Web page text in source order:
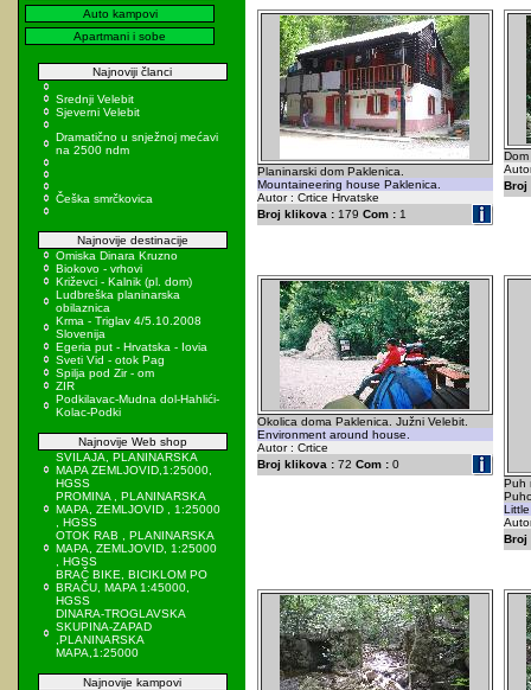
Auto kampovi
Apartmani i sobe
Najnoviji članci
Srednji Velebit
Sjeverni Velebit
Dramatično u snježnoj mećavi
na 2500 ndm
Češka smrčkovica
Najnovije destinacije
Omiska Dinara Kruzno
Biokovo - vrhovi
Križevci - Kalnik (pl. dom)
Ludbreška planinarska
obilaznica
Krma - Triglav 4/5.10.2008
Slovenija
Egeria put - Hrvatska - Iovia
Sveti Vid - otok Pag
Spilja pod Zir - om
ZIR
Podkilavac-Mudna dol-Hahlići-
Kolac-Podki
Najnovije Web shop
SVILAJA, PLANINARSKA
MAPA ZEMLJOVID,1:25000,
HGSS
PROMINA , PLANINARSKA
MAPA, ZEMLJOVID , 1:25000
, HGSS
OTOK RAB , PLANINARSKA
MAPA, ZEMLJOVID, 1:25000
, HGSS
BRAČ BIKE, BICIKLOM PO
BRAČU, MAPA 1:45000,
HGSS
DINARA-TROGLAVSKA
SKUPINA-ZAPAD
,PLANINARSKA
MAPA,1:25000
Najnovije kampovi
Planinarski dom Paklenica.
Mountaineering house Paklenica.
Autor : Crtice Hrvatske
Broj klikova :179 Com :1
Broj
Okolica doma Paklenica. Južni Velebit.
Environment around house.
Autor : Crtice
Broj klikova :72 Com :0
Puh
Broj